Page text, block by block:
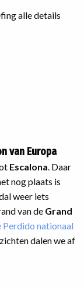
alle details
van Europa
Escalona . Daar
nog plaats is
weer iets
van de Grand
nationaal
dalen we af